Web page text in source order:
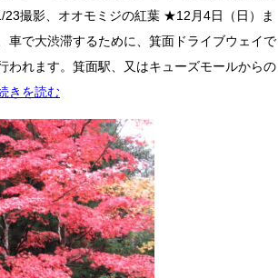
23撮影、オオモミジの紅葉 ★12月4日（日）ま
車で大渋滞するために、箕面ドライブウェイで
われます。箕面駅、又はキューズモールからの
きを読む